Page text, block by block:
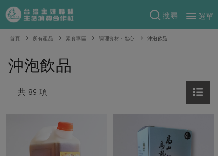
搜尋
選單
產品分類
當季蔬果
一籃菜
芽苗類
奶蛋豆・五穀
食譜料理
把最好的台灣味帶回家！
防災用品預購圓滿結束
主婦食堂 一籃菜真心話
首頁 所有產品 素食專區 調理食材・點心 沖泡飲品
沖泡飲品
共 89 項